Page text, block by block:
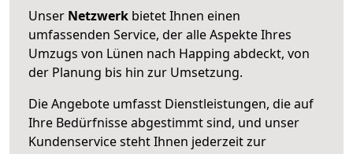
Unser Netzwerk bietet Ihnen einen
umfassenden Service, der alle Aspekte Ihres
Umzugs von Lünen nach Happing abdeckt, von
der Planung bis hin zur Umsetzung.
Die Angebote umfasst Dienstleistungen, die auf
Ihre Bedürfnisse abgestimmt sind, und unser
Kundenservice steht Ihnen jederzeit zur